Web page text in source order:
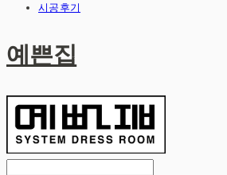
시공후기
예쁜집